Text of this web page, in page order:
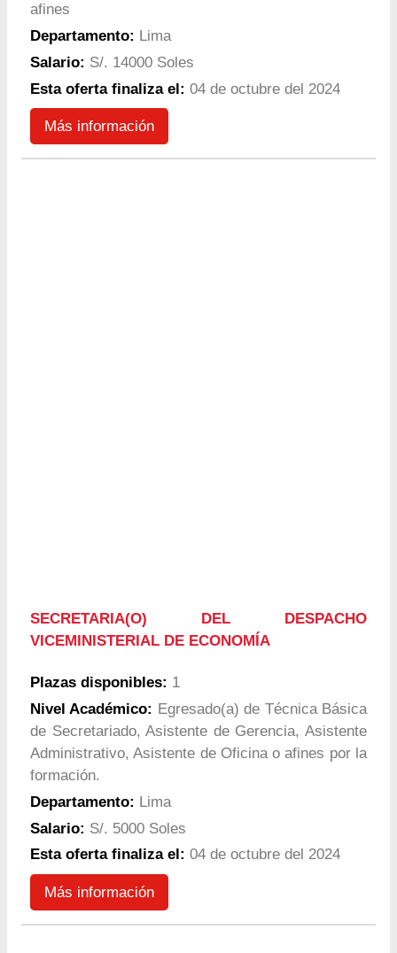
afines
Departamento: Lima
Salario: S/. 14000 Soles
Esta oferta finaliza el: 04 de octubre del 2024
Más información
SECRETARIA(O) DEL DESPACHO
VICEMINISTERIAL DE ECONOMÍA
Plazas disponibles: 1
Nivel Académico: Egresado(a) de Técnica Básica
de Secretariado, Asistente de Gerencia, Asistente
Administrativo, Asistente de Oficina o afines por la
formación.
Departamento: Lima
Salario: S/. 5000 Soles
Esta oferta finaliza el: 04 de octubre del 2024
Más información